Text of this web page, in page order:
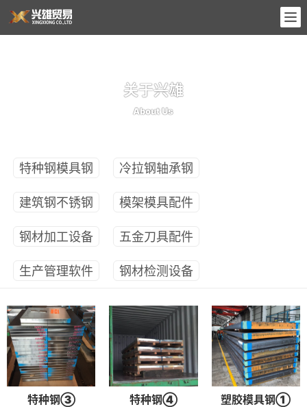
关于兴雄
About Us
特种钢模具钢 冷拉钢轴承钢
建筑钢不锈钢 模架模具配件
钢材加工设备 五金刀具配件
生产管理软件 钢材检测设备
特种钢③ 特种钢④ 塑胶模具钢①